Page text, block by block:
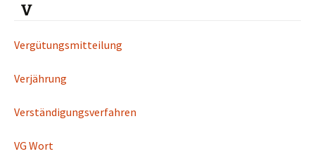
V
Vergütungsmitteilung
Verjährung
Verständigungsverfahren
VG Wort